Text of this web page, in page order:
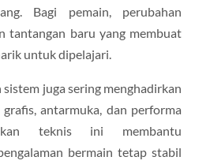
Bagi pemain, perubahan
tantangan baru yang membuat
untuk dipelajari.
sistem juga sering menghadirkan
antarmuka, dan performa
teknis ini membantu
bermain tetap stabil